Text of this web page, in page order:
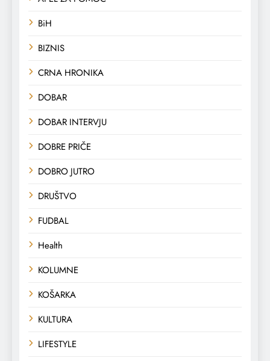
BiH
BIZNIS
CRNA HRONIKA
DOBAR
DOBAR INTERVJU
DOBRE PRIČE
DOBRO JUTRO
DRUŠTVO
FUDBAL
Health
KOLUMNE
KOŠARKA
KULTURA
LIFESTYLE